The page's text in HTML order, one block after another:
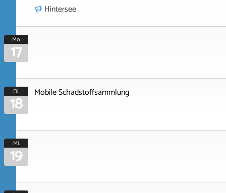
Hintersee
Mo.
17
Di.
18 Mobile Schadstoffsammlung
Mi.
19